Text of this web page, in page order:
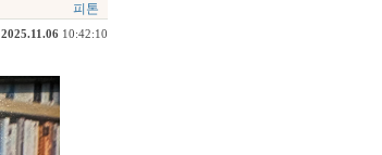
피톤
2025.11.0610:42:10